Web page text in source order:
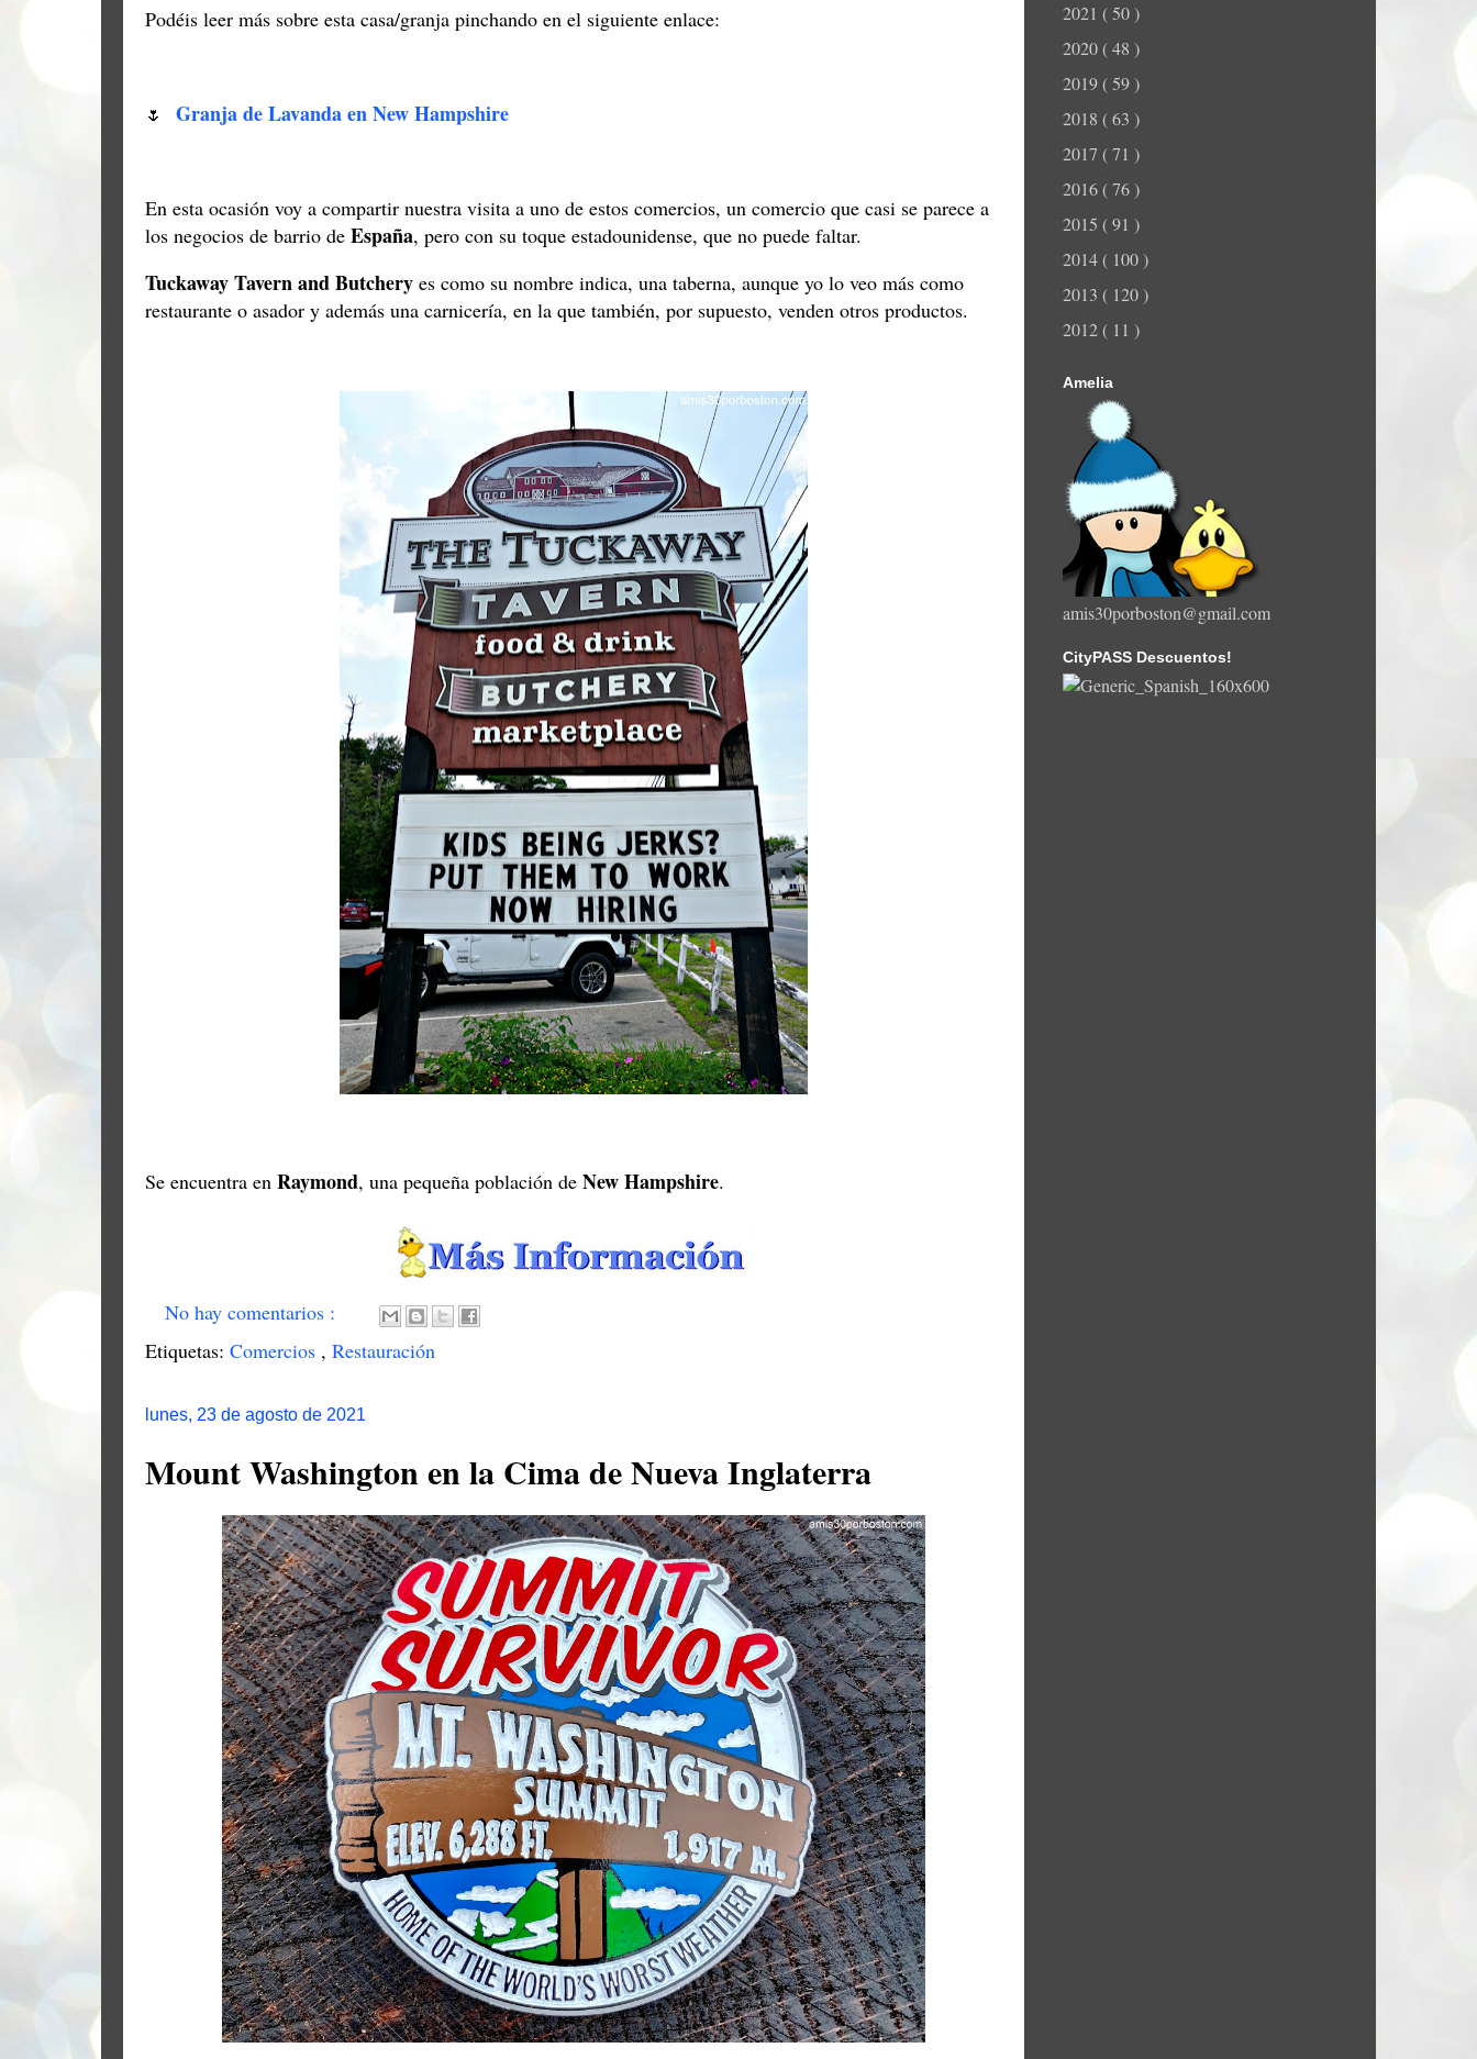
Podéis leer más sobre esta casa/granja pinchando en el siguiente enlace:
🌷 Granja de Lavanda en New Hampshire
En esta ocasión voy a compartir nuestra visita a uno de estos comercios, un comercio que casi se parece a
los negocios de barrio de España, pero con su toque estadounidense, que no puede faltar.
Tuckaway Tavern and Butchery es como su nombre indica, una taberna, aunque yo lo veo más como
restaurante o asador y además una carnicería, en la que también, por supuesto, venden otros productos.
Se encuentra en Raymond, una pequeña población de New Hampshire.
No hay comentarios :
Etiquetas: Comercios , Restauración
lunes, 23 de agosto de 2021
Mount Washington en la Cima de Nueva Inglaterra
2021 ( 50 )
2020 ( 48 )
2019 ( 59 )
2018 ( 63 )
2017 ( 71 )
2016 ( 76 )
2015 ( 91 )
2014 ( 100 )
2013 ( 120 )
2012 ( 11 )
Amelia
amis30porboston@gmail.com
CityPASS Descuentos!